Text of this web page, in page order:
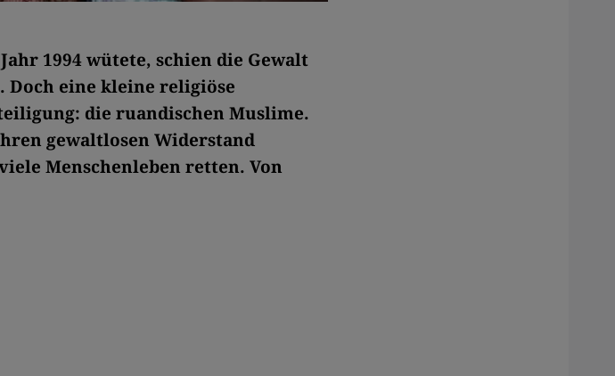
1994 wütete, schien die Gewalt
Doch eine kleine religiöse
die ruandischen Muslime.
gewaltlosen Widerstand
Menschenleben retten. Von